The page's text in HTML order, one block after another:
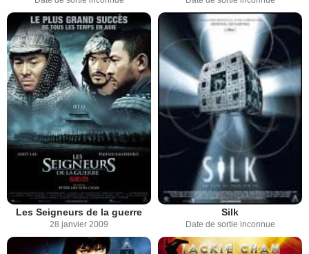
Les Seigneurs de la guerre
28 janvier 2009
Silk
Date de sortie inconnue